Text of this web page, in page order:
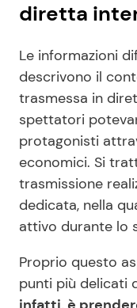
diretta
Le informazioni
descrivono il
trasmessa in
spettatori
protagonisti
economici. Si
trasmissione
dedicata, nella
attivo durante lo
Proprio questo
punti più delicati